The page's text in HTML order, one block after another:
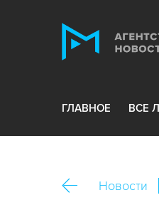
ГЛАВНОЕ ВСЕ
Новости